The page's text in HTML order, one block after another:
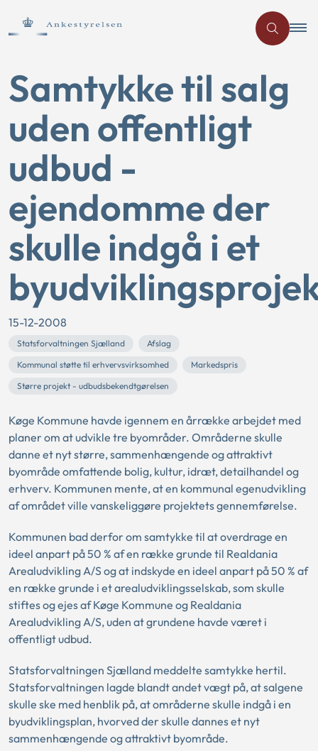
Samtykke til salg
uden offentligt
udbud -
ejendomme der
skulle indgå i et
15-12-2008
Statsforvaltningen Sjælland
Afslag
Kommunal støtte til erhvervsvirksomhed
Markedspris
Større projekt - udbudsbekendtgørelsen
Køge Kommune havde igennem en årrække arbejdet med
planer om at udvikle tre byområder. Områderne skulle
danne et nyt større, sammenhængende og attraktivt
byområde omfattende bolig, kultur, idræt, detailhandel og
erhverv. Kommunen mente, at en kommunal egenudvikling
af området ville vanskeliggøre projektets gennemførelse.
Kommunen bad derfor om samtykke til at overdrage en
ideel anpart på 50 % af en række grunde til Realdania
Arealudvikling A/S og at indskyde en ideel anpart på 50 % af
en række grunde i et arealudviklingsselskab, som skulle
stiftes og ejes af Køge Kommune og Realdania
Arealudvikling A/S, uden at grundene havde været i
offentligt udbud.
Statsforvaltningen Sjælland meddelte samtykke hertil.
Statsforvaltningen lagde blandt andet vægt på, at salgene
skulle ske med henblik på, at områderne skulle indgå i en
byudviklingsplan, hvorved der skulle dannes et nyt
sammenhængende og attraktivt byområde.